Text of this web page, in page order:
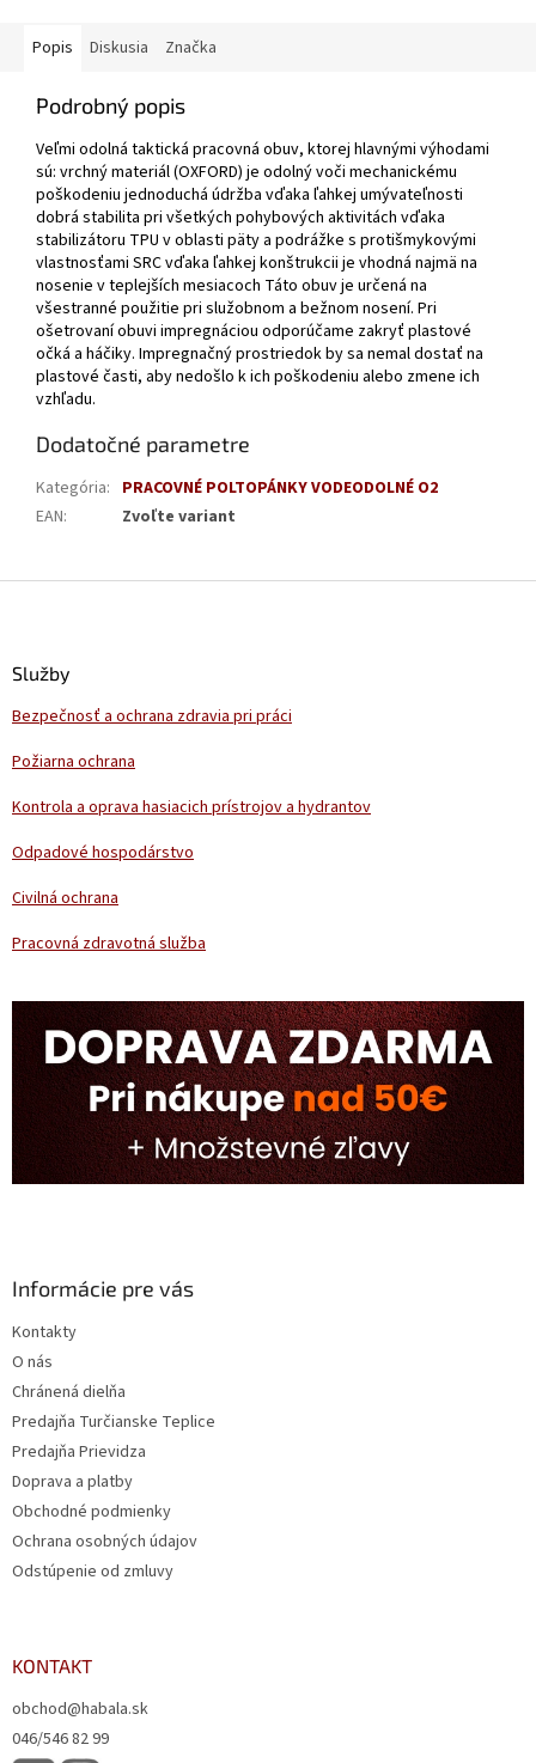
Popis Diskusia Značka
Podrobný popis
Veľmi odolná taktická pracovná obuv, ktorej hlavnými výhodami
sú: vrchný materiál (OXFORD) je odolný voči mechanickému
poškodeniu jednoduchá údržba vďaka ľahkej umývateľnosti
dobrá stabilita pri všetkých pohybových aktivitách vďaka
stabilizátoru TPU v oblasti päty a podrážke s protišmykovými
vlastnosťami SRC vďaka ľahkej konštrukcii je vhodná najmä na
nosenie v teplejších mesiacoch Táto obuv je určená na
všestranné použitie pri služobnom a bežnom nosení. Pri
ošetrovaní obuvi impregnáciou odporúčame zakryť plastové
očká a háčiky. Impregnačný prostriedok by sa nemal dostať na
plastové časti, aby nedošlo k ich poškodeniu alebo zmene ich
vzhľadu.
Dodatočné parametre
Kategória: PRACOVNÉ POLTOPÁNKY VODEODOLNÉ O2
EAN: Zvoľte variant
Služby
Bezpečnosť a ochrana zdravia pri práci
Požiarna ochrana
Kontrola a oprava hasiacich prístrojov a hydrantov
Odpadové hospodárstvo
Civilná ochrana
Pracovná zdravotná služba
Informácie pre vás
Kontakty
O nás
Chránená dielňa
Predajňa Turčianske Teplice
Predajňa Prievidza
Doprava a platby
Obchodné podmienky
Ochrana osobných údajov
Odstúpenie od zmluvy
KONTAKT
obchod@habala.sk
046/546 82 99